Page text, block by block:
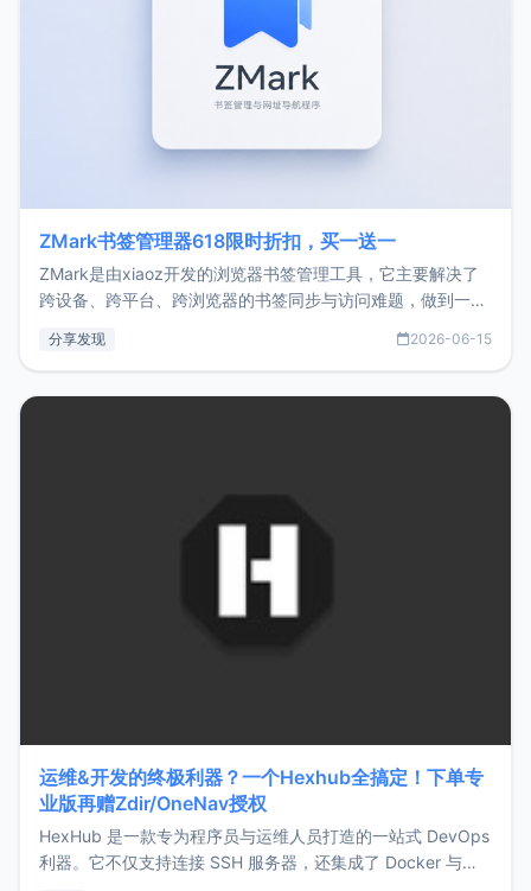
ZMark书签管理器618限时折扣，买一送一
ZMark是由xiaoz开发的浏览器书签管理工具，它主要解决了
跨设备、跨平台、跨浏览器的书签同步与访问难题，做到一处
用，让管理更高效。ZMark官网地址：
分享发现 2026-06-15
运维&开发的终极利器？一个Hexhub全搞定！下单专
业版再赠Zdir/OneNav授权
HexHub 是一款专为程序员与运维人员打造的一站式 DevOps
利器。它不仅支持连接 SSH 服务器，还集成了 Docker 与常